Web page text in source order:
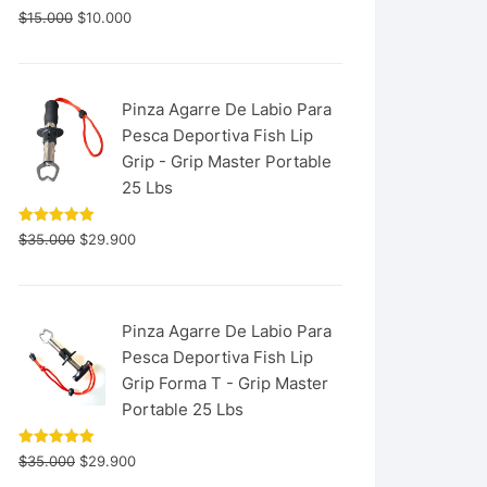
$15.000 $10.000
Pinza Agarre De Labio Para
Pesca Deportiva Fish Lip
Grip - Grip Master Portable
25 Lbs
Valorado
con 5.00
$35.000 $29.900
Pinza Agarre De Labio Para
Pesca Deportiva Fish Lip
Grip Forma T - Grip Master
Portable 25 Lbs
Valorado
con 5.00
$35.000 $29.900